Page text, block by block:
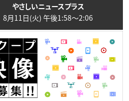
やさしいニュースプラス
8月11日(火) 午後1:58〜2:06